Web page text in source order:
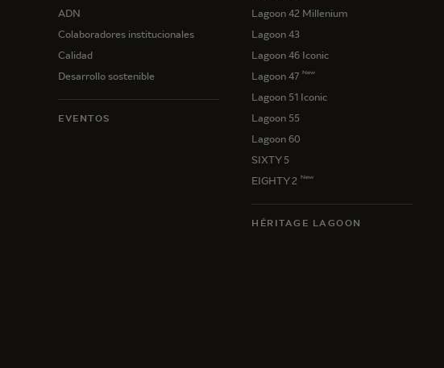
ADN
Colaboradores institucionales
Calidad
Desarrollo sostenible
EVENTOS
Lagoon 42 Millenium
Lagoon 43
Lagoon 46 Iconic
Lagoon 47 New
Lagoon 51 Iconic
Lagoon 55
Lagoon 60
SIXTY 5
EIGHTY 2 New
HÉRITAGE LAGOON